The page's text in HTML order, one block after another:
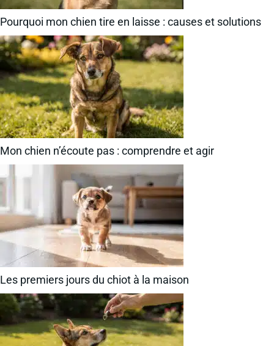
Pourquoi mon chien tire en laisse : causes et solutions
Mon chien n’écoute pas : comprendre et agir
Les premiers jours du chiot à la maison